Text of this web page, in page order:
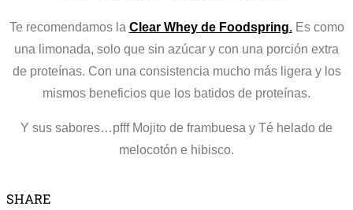
Te recomendamos la Clear Whey de Foodspring. Es como
una limonada, solo que sin azúcar y con una porción extra
de proteínas. Con una consistencia mucho más ligera y los
mismos beneficios que los batidos de proteínas.
Y sus sabores…pfff Mojito de frambuesa y Té helado de
melocotón e hibisco.
SHARE